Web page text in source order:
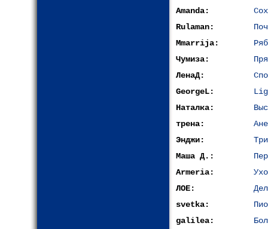
Amanda:
Rulaman:
Mmarrija:
Чумиза:
ЛенаД:
GeorgeL:
Наталка:
трена:
Энджи:
Маша Д.:
Armeria:
ЛОЕ:
svetka:
galilea: